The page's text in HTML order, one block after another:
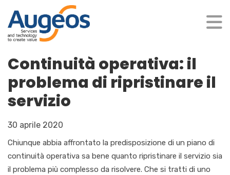
Continuità operativa: il
problema di ripristinare il
servizio
30 aprile 2020
Chiunque abbia affrontato la predisposizione di un piano di
continuità operativa sa bene quanto ripristinare il servizio sia
il problema più complesso da risolvere. Che si tratti di uno